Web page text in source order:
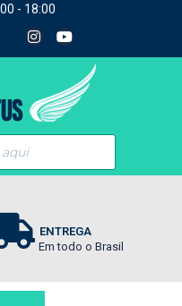
- 18:00
ENTREGA
Em todo o Brasil